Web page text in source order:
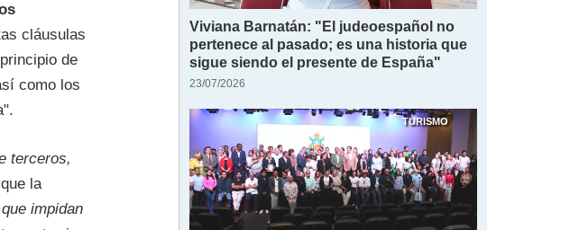
cláusulas
de
como los
terceros,
la
impidan
Viviana Barnatán: "El judeoespañol no
pertenece al pasado; es una historia que
sigue siendo el presente de España"
23/07/2026
TURISMO